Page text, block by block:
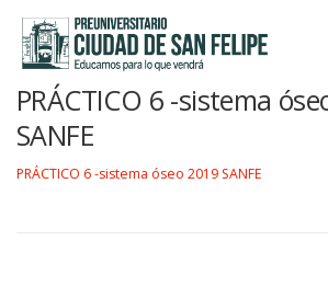
contenido
INICIO
PRÁCTICO 6 -sistema
SANFE
PRÁCTICO 6 -sistema óseo 2019 SANFE